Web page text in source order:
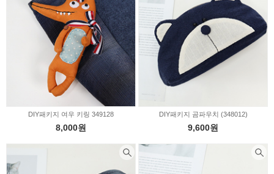
DIY패키지 여우 키링 349128
8,000원
DIY패키지 곰파우치 (348012)
9,600원